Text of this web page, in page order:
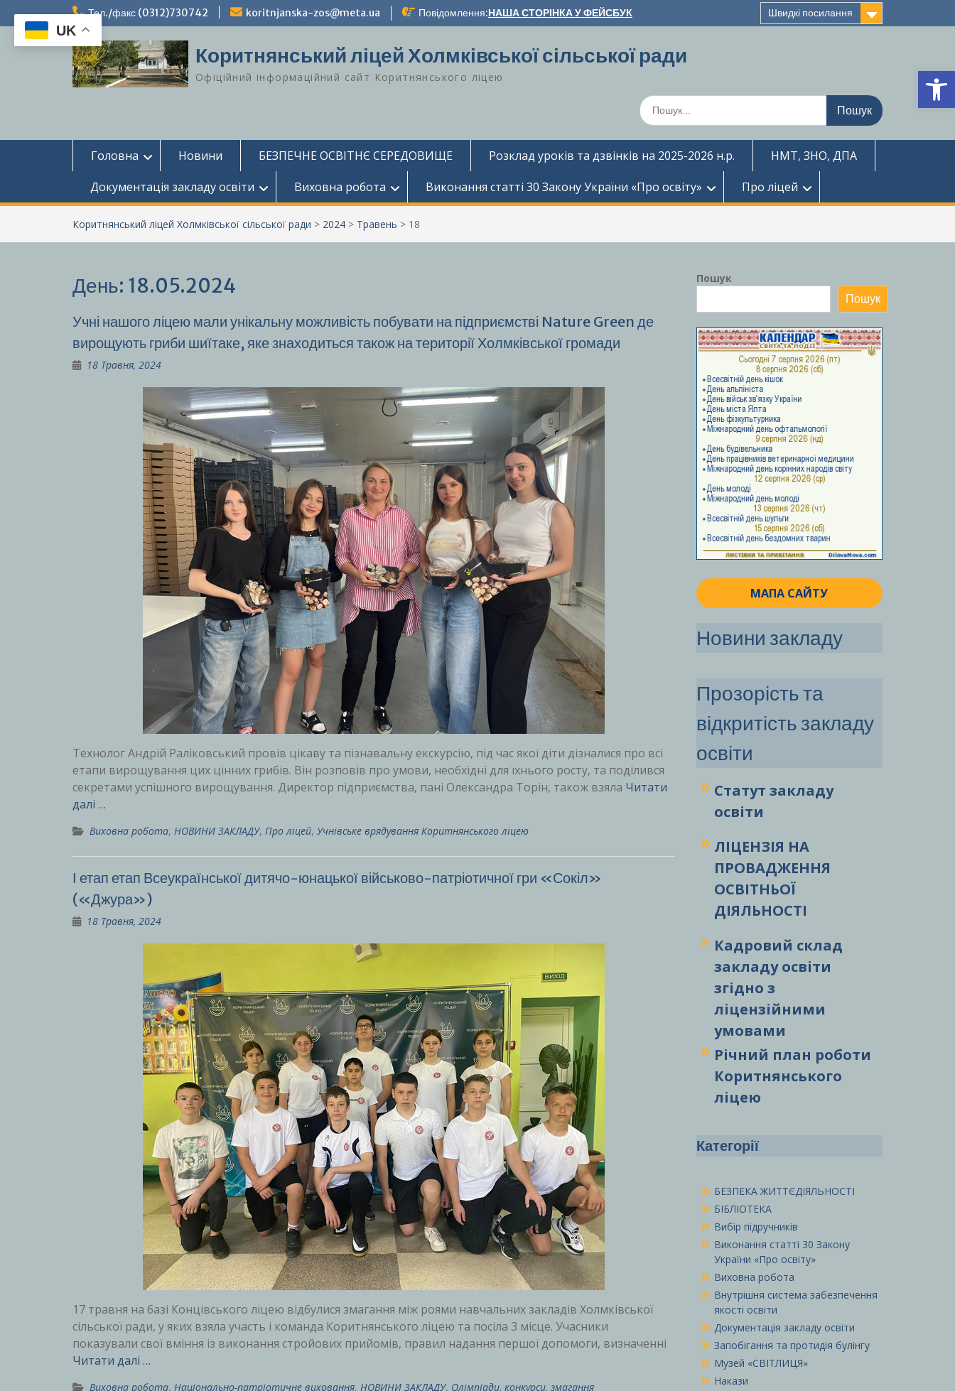
вмісту
Тел./факс (0312)730742 koritnjanska-zos@meta.ua Повідомлення:НАША СТОРІНКА У ФЕЙСБУК Швидкі посилання
Коритнянський ліцей Холмківської сільської ради
Офіційний інформаційний сайт Коритнянського ліцею
Шукати:
Головна Новини БЕЗПЕЧНЕ ОСВІТНЄ СЕРЕДОВИЩЕ Розклад уроків та дзвінків на 2025-2026 н.р.
НМТ, ЗНО, ДПА
Документація закладу освіти
Виховна робота Виконання статті 30 Закону України «Про освіту» Про ліцей
Коритнянський ліцей Холмківської сільської ради > 2024 > Травень > 18
День: 18.05.2024
Учні нашого ліцею мали унікальну можливість побувати на підприємстві Nature Green де
вирощують гриби шиїтаке, яке знаходиться також на території Холмківської громади
18 Травня, 2024
Технолог Андрій Раліковський провів цікаву та пізнавальну екскурсію, під час якої діти дізналися про всі
етапи вирощування цих цінних грибів. Він розповів про умови, необхідні для їхнього росту, та поділився
секретами успішного вирощування. Директор підприємства, пані Олександра Торін, також взяла Читати
далі …
Виховна робота, НОВИНИ ЗАКЛАДУ, Про ліцей, Учнівське врядування Коритнянського ліцею
І етап етап Всеукраїнської дитячо-юнацької військово-патріотичної гри «Сокіл»
(«Джура»)
18 Травня, 2024
17 травня на базі Концівського ліцею відбулися змагання між роями навчальних закладів Холмківської
сільської ради, у яких взяла участь і команда Коритнянського ліцею та посіла 3 місце. Учасники
показували свої вміння із виконання стройових прийомів, правил надання першої допомоги, визначенні
Читати далі …
Виховна робота, Національно-патріотичне виховання, НОВИНИ ЗАКЛАДУ, Олімпіади, конкурси, змагання
Пошук
Пошук
МАПА САЙТУ
Новини закладу
Прозорість та
відкритість закладу
освіти
Статут закладу
освіти
ЛІЦЕНЗІЯ НА
ПРОВАДЖЕННЯ
ОСВІТНЬОЇ
ДІЯЛЬНОСТІ
Кадровий склад
закладу освіти
згідно з
ліцензійними
умовами
Річний план роботи
Коритнянського
ліцею
Категорії
БЕЗПЕКА ЖИТТЄДІЯЛЬНОСТІ
БІБЛІОТЕКА
Вибір підручників
Виконання статті 30 Закону
України «Про освіту»
Виховна робота
Внутрішня система забезпечення
якості освіти
Документація закладу освіти
Запобігання та протидія булінгу
Музей «СВІТЛИЦЯ»
Накази
UK